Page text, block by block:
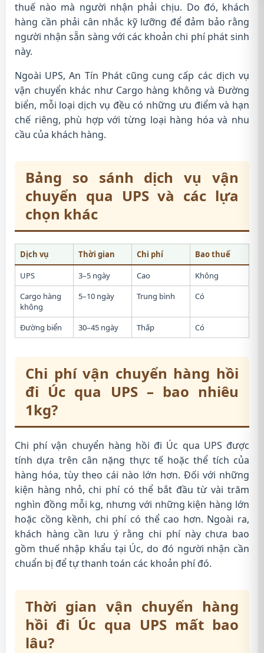
thuế nào mà người nhận phải chịu. Do đó, khách
hàng cần phải cân nhắc kỹ lưỡng để đảm bảo rằng
người nhận sẵn sàng với các khoản chi phí phát sinh
này.
Ngoài UPS, An Tín Phát cũng cung cấp các dịch vụ
vận chuyển khác như Cargo hàng không và Đường
biển, mỗi loại dịch vụ đều có những ưu điểm và hạn
chế riêng, phù hợp với từng loại hàng hóa và nhu
cầu của khách hàng.
Bảng so sánh dịch vụ vận
chuyển qua UPS và các lựa
chọn khác
Dịch vụ Thời gian Chi phí
Bao thuế
UPS
3–5 ngày Cao
Không
Cargo hàng
không
5–10 ngày Trung bình Có
Đường biển 30–45 ngày Thấp Có
Chi phí vận chuyển hàng hồi
đi Úc qua UPS – bao nhiêu
1kg?
Chi phí vận chuyển hàng hồi đi Úc qua UPS được
tính dựa trên cân nặng thực tế hoặc thể tích của
hàng hóa, tùy theo cái nào lớn hơn. Đối với những
kiện hàng nhỏ, chi phí có thể bắt đầu từ vài trăm
nghìn đồng mỗi kg, nhưng với những kiện hàng lớn
hoặc cồng kềnh, chi phí có thể cao hơn. Ngoài ra,
khách hàng cần lưu ý rằng chi phí này chưa bao
gồm thuế nhập khẩu tại Úc, do đó người nhận cần
chuẩn bị để tự thanh toán các khoản phí đó.
Thời gian vận chuyển hàng
hồi đi Úc qua UPS mất bao
lâu?